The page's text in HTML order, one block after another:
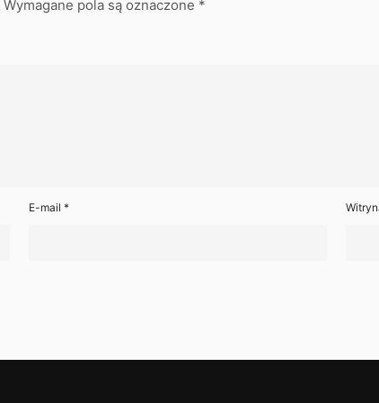
Wymagane pola są oznaczone *
E-mail *